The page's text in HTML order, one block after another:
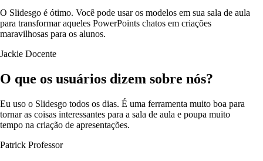
O Slidesgo é ótimo. Você pode usar os modelos em sua sala de aula
para transformar aqueles PowerPoints chatos em criações
maravilhosas para os alunos.
Jackie Docente
O que os usuários dizem sobre nós?
Eu uso o Slidesgo todos os dias. É uma ferramenta muito boa para
tornar as coisas interessantes para a sala de aula e poupa muito
tempo na criação de apresentações.
Patrick Professor